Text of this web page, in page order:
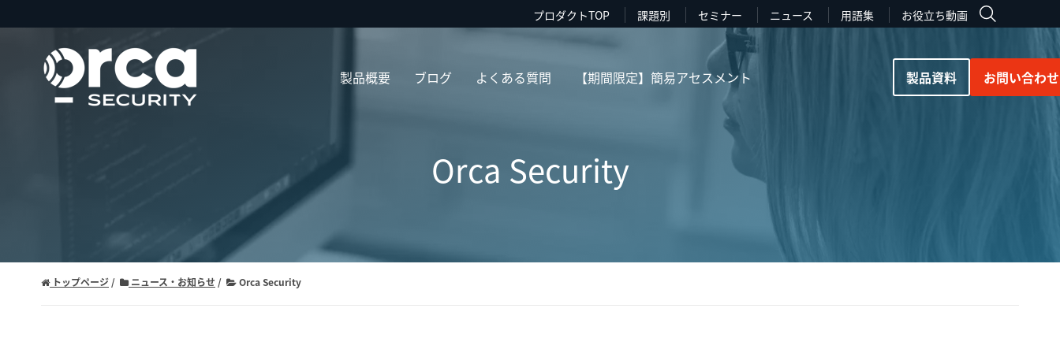
プロダクトTOP 課題別 セミナー ニュース 用語集 お役立ち動画
製品概要 ブログ よくある質問 【期間限定】簡易アセスメント 製品資料 お問い合わせ
Orca Security
トップページ ニュース・お知らせ Orca Security